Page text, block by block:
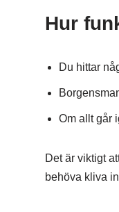
Hur
Du hittar
Om allt går
Det är viktigt
behöva kliva